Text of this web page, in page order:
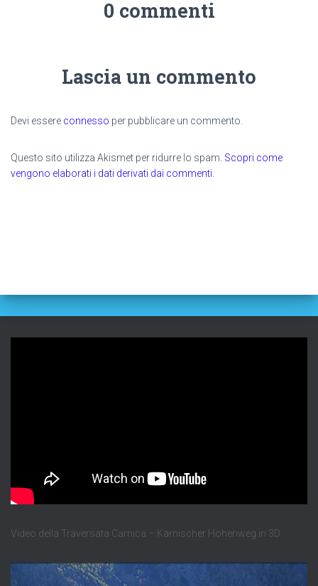
0 commenti
Lascia un commento
Devi essere connesso per pubblicare un commento.
Questo sito utilizza Akismet per ridurre lo spam. Scopri come
vengono elaborati i dati derivati dai commenti
Video della Traversata Carnica – Karnischer Hohenweg in 3D